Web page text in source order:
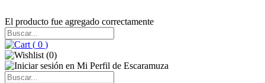
El producto fue agregado correctamente
( 0 )
(0)